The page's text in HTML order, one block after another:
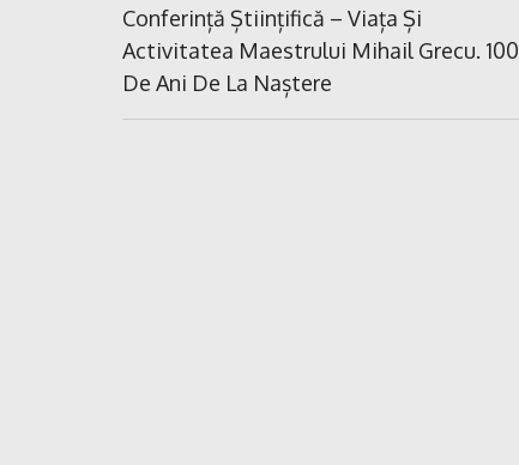
în
articole
Previous
Post:
Conferință Științifică – Viața Și
Activitatea Maestrului Mihail Grecu. 100
De Ani De La Naștere